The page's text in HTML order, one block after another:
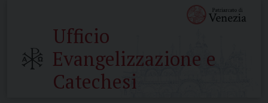
Ufficio
Evangelizzazione e
Catechesi